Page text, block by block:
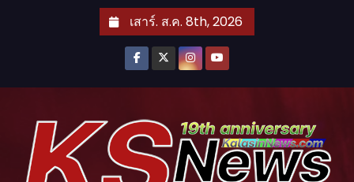
เสาร์. ส.ค. 8th, 2026